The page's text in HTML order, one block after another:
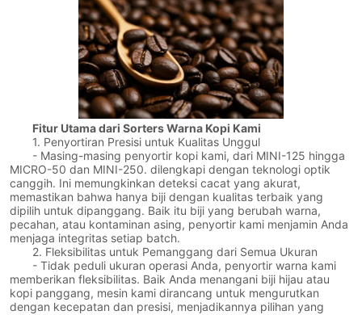
Fitur Utama dari Sorters Warna Kopi Kami
1. Penyortiran Presisi untuk Kualitas Unggul
- Masing-masing penyortir kopi kami, dari MINI-125 hingga
MICRO-50 dan MINI-250. dilengkapi dengan teknologi optik
canggih. Ini memungkinkan deteksi cacat yang akurat,
memastikan bahwa hanya biji dengan kualitas terbaik yang
dipilih untuk dipanggang. Baik itu biji yang berubah warna,
pecahan, atau kontaminan asing, penyortir kami menjamin Anda
menjaga integritas setiap batch.
2. Fleksibilitas untuk Pemanggang dari Semua Ukuran
- Tidak peduli ukuran operasi Anda, penyortir warna kami
memberikan fleksibilitas. Baik Anda menangani biji hijau atau
kopi panggang, mesin kami dirancang untuk mengurutkan
dengan kecepatan dan presisi, menjadikannya pilihan yang